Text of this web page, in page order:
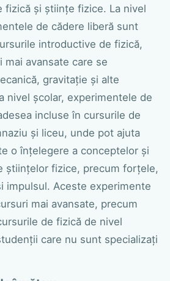
fizică și științe fizice. La nivel
de cădere liberă sunt
introductive de fizică,
mai avansate care se
gravitație și alte
nivel școlar, experimentele de
incluse în cursurile de
și liceu, unde pot ajuta
o înțelegere a conceptelor și
științelor fizice, precum forțele,
impulsul. Aceste experimente
mai avansate, precum
de fizică de nivel
care nu sunt specializați